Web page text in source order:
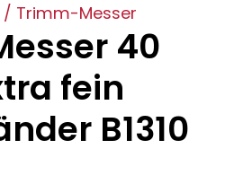
/ Trimm-Messer
40
fein
B1310